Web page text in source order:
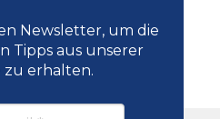
Newsletter, um die
Tipps aus unserer
zu erhalten.